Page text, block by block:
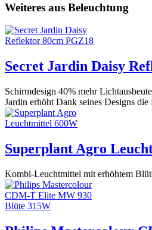
Weiteres aus Beleuchtung
Secret Jardin Daisy
Schirmdesign 40% mehr
Jardin erhöht Dank seines Designs
Superplant Agro
Kombi-Leuchtmittel mit erhöhtem